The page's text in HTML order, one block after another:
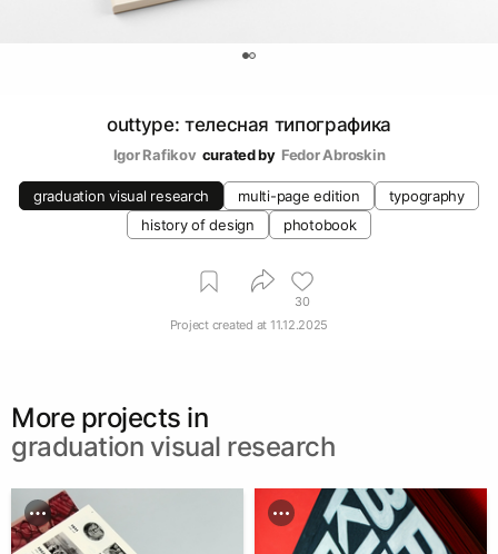
outtype: телесная типографика
Igor Rafikov curated by Fedor Abroskin
graduation visual research multi-page edition
typography
history of design
photobook
30
Project created at 11.12.2025
More projects in
graduation visual research